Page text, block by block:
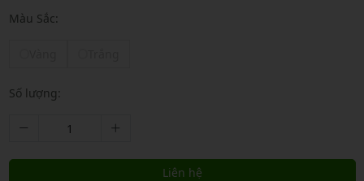
Màu Sắc:
Số lượng:
Liên hệ